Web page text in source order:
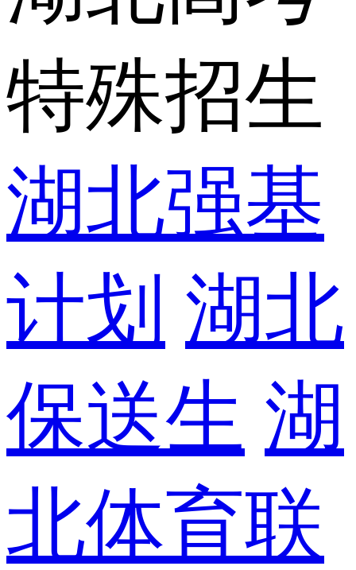
特殊招生
湖北强基
计划 湖北
保送生 湖
北体育联